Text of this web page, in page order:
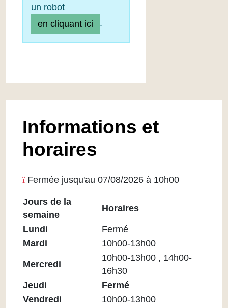
un robot
en cliquant ici
.
Informations et
horaires
Fermée jusqu'au 07/08/2026 à 10h00
Horaires
Médiathèque
Jours de la
semaine
Horaires
Lundi
Fermé
Mardi
10h00-13h00
Mercredi
10h00-13h00 , 14h00-
16h30
Jeudi
Fermé
Vendredi
10h00-13h00